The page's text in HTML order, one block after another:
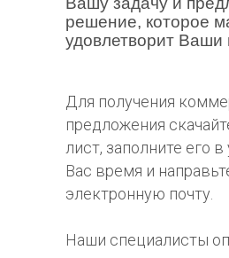
решение, которое
удовлетворит Ваши
Для получения
предложения
лист, заполните его
Вас время и
электронную почту.
Наши специалисты